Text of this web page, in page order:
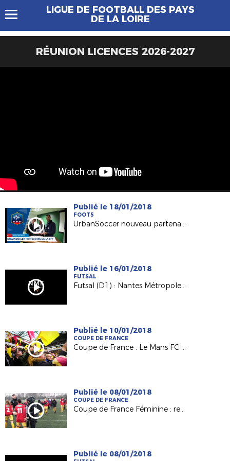
LIGUE DE FOOTBALL DES PAYS
DE LA LOIRE
RÉUNION LICENCES 2026-2027
Publié le 18/01/2018
FOOT5
UrbanSoccer nouveau partenaire de la FFF
Publié le 16/01/2018
FUTSAL
Futsal (D1) : Nantes Métropole / SC Paris (1-1)
Publié le 10/01/2018
COUPE DE FRANCE
Coupe de France : Le Mans FC et ses supporters ont vibré
Publié le 08/01/2018
COUPE DE FRANCE
Coupe de France Féminine : retour sur le derby Orvault/Le Mans
Publié le 08/01/2018